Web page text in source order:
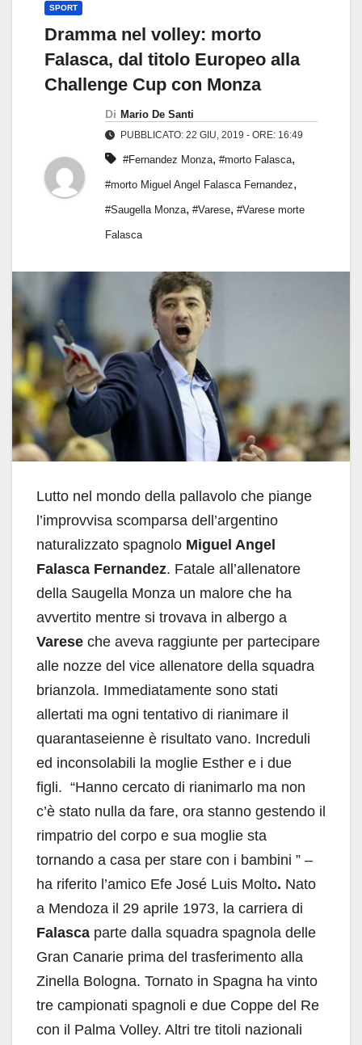
SPORT
Dramma nel volley: morto
Falasca, dal titolo Europeo alla
Challenge Cup con Monza
Di Mario De Santi
PUBBLICATO: 22 GIU, 2019 - ORE: 16:49
#Fernandez Monza, #morto Falasca,
#morto Miguel Angel Falasca Fernandez,
#Saugella Monza, #Varese, #Varese morte
Falasca
Lutto nel mondo della pallavolo che piange
l’improvvisa scomparsa dell’argentino
naturalizzato spagnolo Miguel Angel
Falasca Fernandez. Fatale all’allenatore
della Saugella Monza un malore che ha
avvertito mentre si trovava in albergo a
Varese che aveva raggiunte per partecipare
alle nozze del vice allenatore della squadra
brianzola. Immediatamente sono stati
allertati ma ogni tentativo di rianimare il
quarantaseienne è risultato vano. Increduli
ed inconsolabili la moglie Esther e i due
figli. “Hanno cercato di rianimarlo ma non
c’è stato nulla da fare, ora stanno gestendo il
rimpatrio del corpo e sua moglie sta
tornando a casa per stare con i bambini ” –
ha riferito l’amico Efe José Luis Molto. Nato
a Mendoza il 29 aprile 1973, la carriera di
Falasca parte dalla squadra spagnola delle
Gran Canarie prima del trasferimento alla
Zinella Bologna. Tornato in Spagna ha vinto
tre campionati spagnoli e due Coppe del Re
con il Palma Volley. Altri tre titoli nazionali